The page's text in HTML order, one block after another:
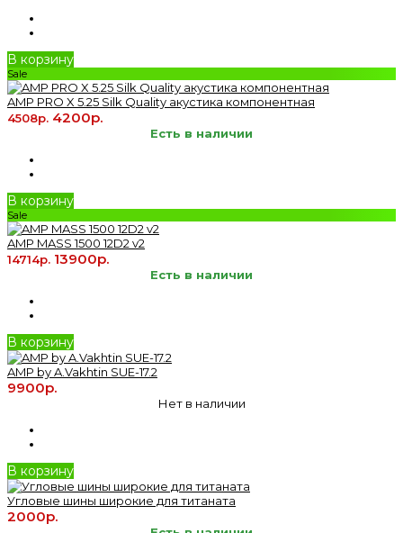
В корзину
Sale
AMP PRO X 5.25 Silk Quality акустика компонентная
4508р. 4200р.
Есть в наличии
В корзину
Sale
AMP MASS 1500 12D2 v2
14714р. 13900р.
Есть в наличии
В корзину
AMP by A.Vakhtin SUE-17.2
9900р.
Нет в наличии
В корзину
Угловые шины широкие для титаната
2000р.